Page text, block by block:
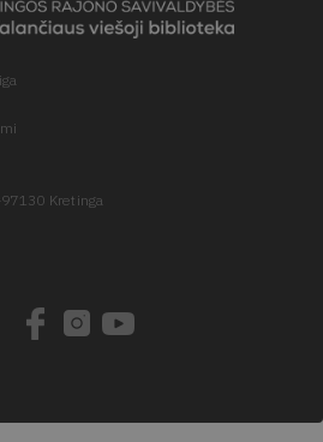
Kretinga